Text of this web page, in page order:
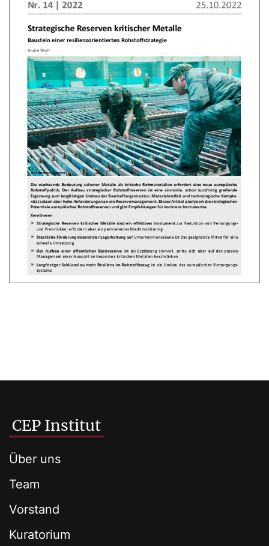
CEP Institut
Über uns
Team
Vorstand
Kuratorium